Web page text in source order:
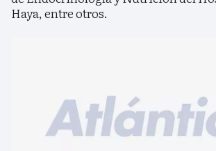
Haya, entre otros.